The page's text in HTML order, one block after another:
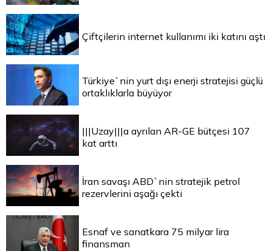
Çiftçilerin internet kullanımı iki katını aştı
Türkiye`nin yurt dışı enerji stratejisi güçlü
ortaklıklarla büyüyor
|||Uzay|||a ayrılan AR-GE bütçesi 107
kat arttı
İran savaşı ABD`nin stratejik petrol
rezervlerini aşağı çekti
Esnaf ve sanatkara 75 milyar lira
finansman